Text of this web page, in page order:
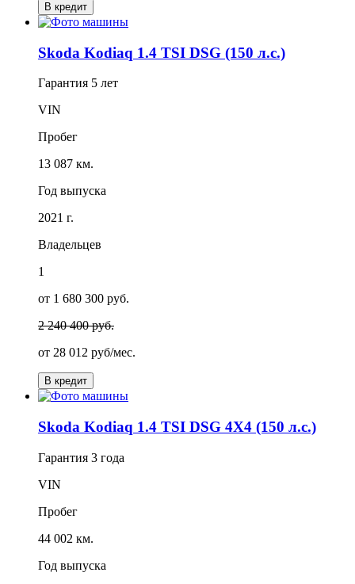
В кредит
Skoda Kodiaq 1.4 TSI DSG (150 л.с.)
Гарантия 5 лет
VIN
Пробег
13 087 км.
Год выпуска
2021 г.
Владельцев
1
от 1 680 300 руб.
2 240 400 руб.
от 28 012 руб/мес.
В кредит
Skoda Kodiaq 1.4 TSI DSG 4X4 (150 л.с.)
Гарантия 3 года
VIN
Пробег
44 002 км.
Год выпуска